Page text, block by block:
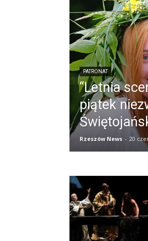
PATRONAT
“Letnia
piątek
Rzeszów News - 20